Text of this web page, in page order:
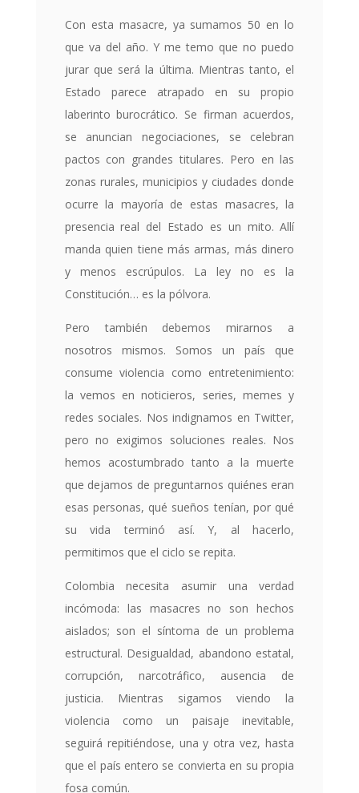
Con esta masacre, ya sumamos 50 en lo
que va del año. Y me temo que no puedo
jurar que será la última. Mientras tanto, el
Estado parece atrapado en su propio
laberinto burocrático. Se firman acuerdos,
se anuncian negociaciones, se celebran
pactos con grandes titulares. Pero en las
zonas rurales, municipios y ciudades donde
ocurre la mayoría de estas masacres, la
presencia real del Estado es un mito. Allí
manda quien tiene más armas, más dinero
y menos escrúpulos. La ley no es la
Constitución… es la pólvora.
Pero también debemos mirarnos a
nosotros mismos. Somos un país que
consume violencia como entretenimiento:
la vemos en noticieros, series, memes y
redes sociales. Nos indignamos en Twitter,
pero no exigimos soluciones reales. Nos
hemos acostumbrado tanto a la muerte
que dejamos de preguntarnos quiénes eran
esas personas, qué sueños tenían, por qué
su vida terminó así. Y, al hacerlo,
permitimos que el ciclo se repita.
Colombia necesita asumir una verdad
incómoda: las masacres no son hechos
aislados; son el síntoma de un problema
estructural. Desigualdad, abandono estatal,
corrupción, narcotráfico, ausencia de
justicia. Mientras sigamos viendo la
violencia como un paisaje inevitable,
seguirá repitiéndose, una y otra vez, hasta
que el país entero se convierta en su propia
fosa común.